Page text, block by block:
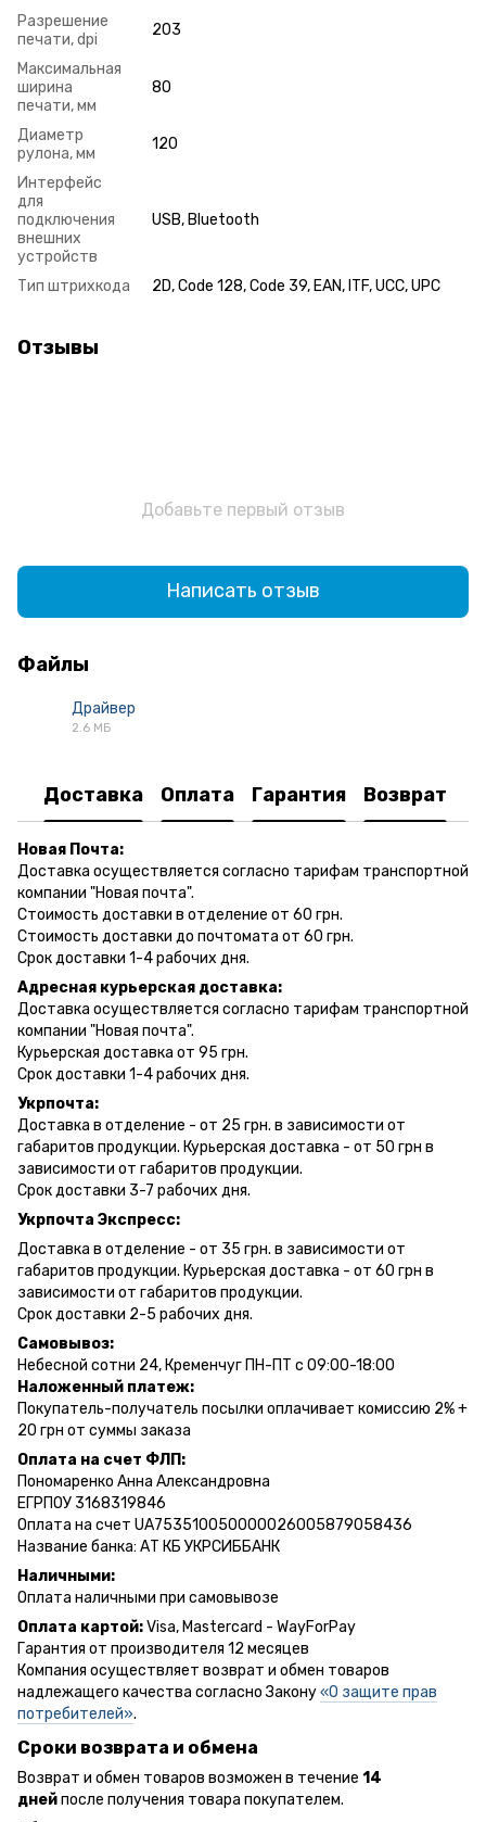
Разрешение
печати, dpi
203
Максимальная
ширина
печати, мм
80
Диаметр
рулона, мм
120
Интерфейс
для
подключения
внешних
устройств
USB, Bluetooth
Тип штрихкода 2D, Code 128, Code 39, EAN, ITF, UCC, UPC
Отзывы
Добавьте первый отзыв
Написать отзыв
Файлы
Драйвер
2.6 МБ
Доставка Оплата Гарантия Возврат
Новая Почта:
Доставка осуществляется согласно тарифам транспортной
компании "Новая почта".
Стоимость доставки в отделение от 60 грн.
Стоимость доставки до почтомата от 60 грн.
Срок доставки 1-4 рабочих дня.
Адресная курьерская доставка:
Доставка осуществляется согласно тарифам транспортной
компании "Новая почта".
Курьерская доставка от 95 грн.
Срок доставки 1-4 рабочих дня.
Укрпочта:
Доставка в отделение - от 25 грн. в зависимости от
габаритов продукции. Курьерская доставка - от 50 грн в
зависимости от габаритов продукции.
Срок доставки 3-7 рабочих дня.
Укрпочта Экспресс:
Доставка в отделение - от 35 грн. в зависимости от
габаритов продукции. Курьерская доставка - от 60 грн в
зависимости от габаритов продукции.
Срок доставки 2-5 рабочих дня.
Самовывоз:
Небесной сотни 24, Кременчуг ПН-ПТ с 09:00-18:00
Наложенный платеж:
Покупатель-получатель посылки оплачивает комиссию 2% +
20 грн от суммы заказа
Оплата на счет ФЛП:
Пономаренко Анна Александровна
ЕГРПОУ 3168319846
Оплата на счет UA753510050000026005879058436
Название банка: АТ КБ УКРСИББАНК
Наличными:
Оплата наличными при самовывозе
Оплата картой:Visa, Mastercard - WayForPay
Гарантия от производителя 12 месяцев
Компания осуществляет возврат и обмен товаров
надлежащего качества согласно Закону«О защите прав
потребителей».
Сроки возврата и обмена
Возврат и обмен товаров возможен в течение 14
днейпосле получения товара покупателем.